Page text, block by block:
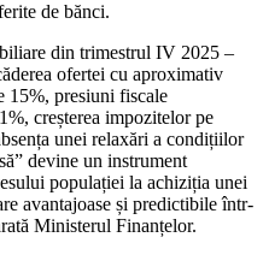
de bănci.
din trimestrul IV 2025 –
ofertei cu aproximativ
15%, presiuni fiscale
creșterea impozitelor pe
unei relaxări a condițiilor
devine un instrument
populației la achiziția unei
avantajoase și predictibile într-
Ministerul Finanțelor.